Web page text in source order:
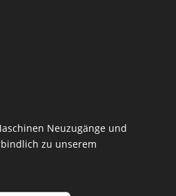
Neuzugänge und
zu unserem